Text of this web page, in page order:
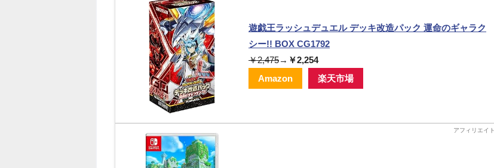
遊戯王ラッシュデュエル デッキ改造パック 運命のギャラク
シー!! BOX CG1792
￥2,475→ ￥2,254
Amazon
楽天市場